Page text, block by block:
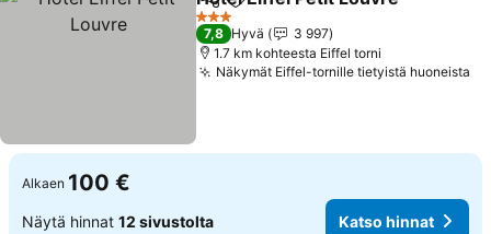
Jaa Lisää suosikkeihin
3 Tähtiluokitus
7,8 Hyvä
3 997
1.7 km kohteesta Eiffel torni
Näkymät Eiffel-tornille tietyistä huoneista
Alkaen 100 €
Näytä hinnat 12 sivustolta Katso hinnat